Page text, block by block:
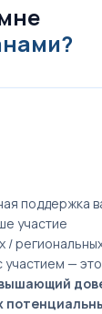
поддержка
участие
/
участием — это